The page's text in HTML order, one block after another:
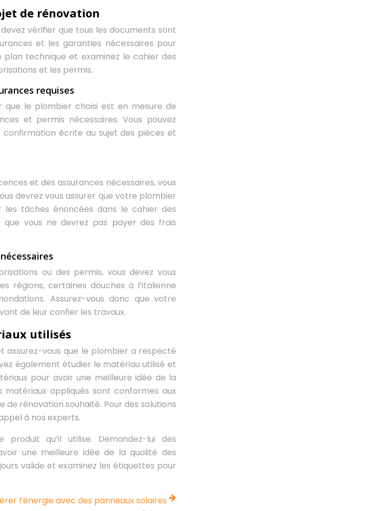
de rénovation
vérifier que tous les documents sont
et les garanties nécessaires pour
technique et examinez le cahier des
et les permis.
requises
que le plombier choisi est en mesure de
et permis nécessaires. Vous pouvez
écrite au sujet des pièces et
et des assurances nécessaires, vous
devrez vous assurer que votre plombier
tâches énoncées dans le cahier des
vous ne devrez pas payer des frais
ou des permis, vous devez vous
régions, certaines douches à l’italienne
Assurez-vous donc que votre
de leur confier les travaux.
utilisés
assurez-vous que le plombier a respecté
également étudier le matériau utilisé et
pour avoir une meilleure idée de la
appliqués sont conformes aux
rénovation souhaité. Pour des solutions
à nos experts.
qu’il utilise. Demandez-lui des
une meilleure idée de la qualité des
valide et examinez les étiquettes pour
l’énergie avec des panneaux solaires